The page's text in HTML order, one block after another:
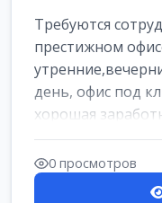
Требуются
престижном
день, офис под
хорошая
оформление, все
0 просмотров